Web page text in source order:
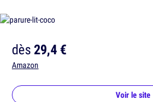
dès29,4 €
Amazon
Voir le site